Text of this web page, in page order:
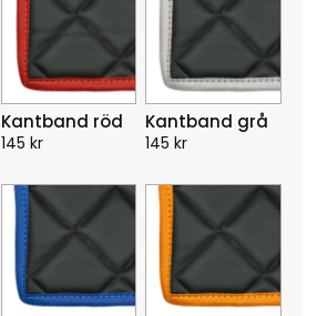
Kantband röd
145 kr
Kantband grå
145 kr